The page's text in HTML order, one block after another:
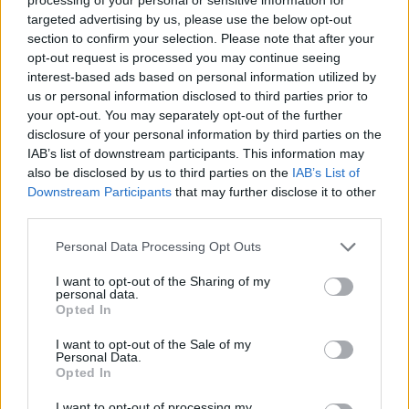
targeted advertising by us, please use the below opt-out
section to confirm your selection. Please note that after your
opt-out request is processed you may continue seeing
interest-based ads based on personal information utilized by
us or personal information disclosed to third parties prior to
your opt-out. You may separately opt-out of the further
disclosure of your personal information by third parties on the
IAB’s list of downstream participants. This information may
also be disclosed by us to third parties on the IAB’s List of
Downstream Participants that may further disclose it to other
Please note that this website/app uses one or more Google
not limited to your visit or usage behaviour. You may click to
grant or deny consent to Google and its third-party tags to
use your data for below specified purposes in below Google
consent section.
Personal Data Processing Opt Outs
I want to opt-out of the Sharing of my
personal data.
Opted In
I want to opt-out of the Sale of my
Personal Data.
Opted In
la sensibilisation anti-GHB. Ces forces de l’ordre sont
basées à Guyancourt (Yvelines) et Rennes (Ille-et-Vilaine).
Par ailleurs, 404 intervenants sociaux se mobilisent sur le
territoire en commissariat pour venir en aide aux victimes.